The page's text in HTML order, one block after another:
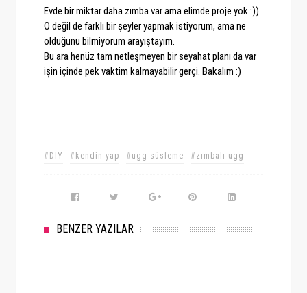
Evde bir miktar daha zımba var ama elimde proje yok :))
O değil de farklı bir şeyler yapmak istiyorum, ama ne
olduğunu bilmiyorum arayıştayım.
Bu ara henüz tam netleşmeyen bir seyahat planı da var
işin içinde pek vaktim kalmayabilir gerçi. Bakalım :)
#DIY #kendin yap #ugg süsleme #zımbalı ugg
BENZER YAZILAR